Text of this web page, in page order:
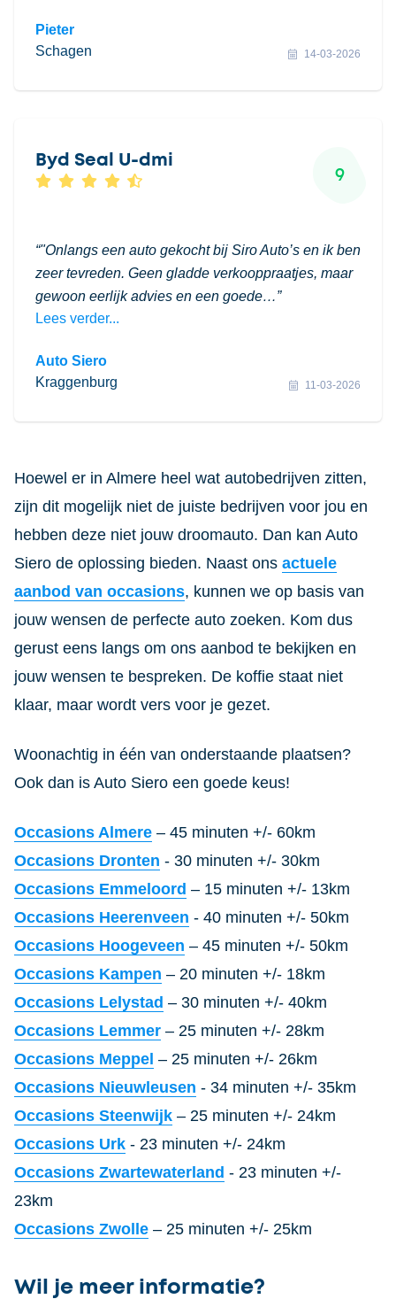
Pieter
Schagen
14-03-2026
Byd Seal U-dmi
9
"Onlangs een auto gekocht bij Siro Auto’s en ik ben
zeer tevreden. Geen gladde verkooppraatjes, maar
gewoon eerlijk advies en een goede…
Lees verder...
Auto Siero
Kraggenburg
11-03-2026
Hoewel er in Almere heel wat autobedrijven zitten,
zijn dit mogelijk niet de juiste bedrijven voor jou en
hebben deze niet jouw droomauto. Dan kan Auto
Siero de oplossing bieden. Naast ons actuele
aanbod van occasions, kunnen we op basis van
jouw wensen de perfecte auto zoeken. Kom dus
gerust eens langs om ons aanbod te bekijken en
jouw wensen te bespreken. De koffie staat niet
klaar, maar wordt vers voor je gezet.
Woonachtig in één van onderstaande plaatsen?
Ook dan is Auto Siero een goede keus!
Occasions Almere – 45 minuten +/- 60km
Occasions Dronten - 30 minuten +/- 30km
Occasions Emmeloord – 15 minuten +/- 13km
Occasions Heerenveen - 40 minuten +/- 50km
Occasions Hoogeveen – 45 minuten +/- 50km
Occasions Kampen – 20 minuten +/- 18km
Occasions Lelystad – 30 minuten +/- 40km
Occasions Lemmer – 25 minuten +/- 28km
Occasions Meppel – 25 minuten +/- 26km
Occasions Nieuwleusen - 34 minuten +/- 35km
Occasions Steenwijk – 25 minuten +/- 24km
Occasions Urk - 23 minuten +/- 24km
Occasions Zwartewaterland - 23 minuten +/-
23km
Occasions Zwolle – 25 minuten +/- 25km
Wil je meer informatie?